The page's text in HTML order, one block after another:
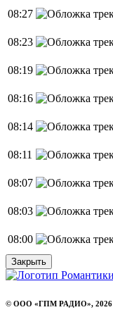
08:27
08:23
08:19
08:16
08:14
08:11
08:07
08:03
08:00
Закрыть
© ООО «ГПМ РАДИО», 2026